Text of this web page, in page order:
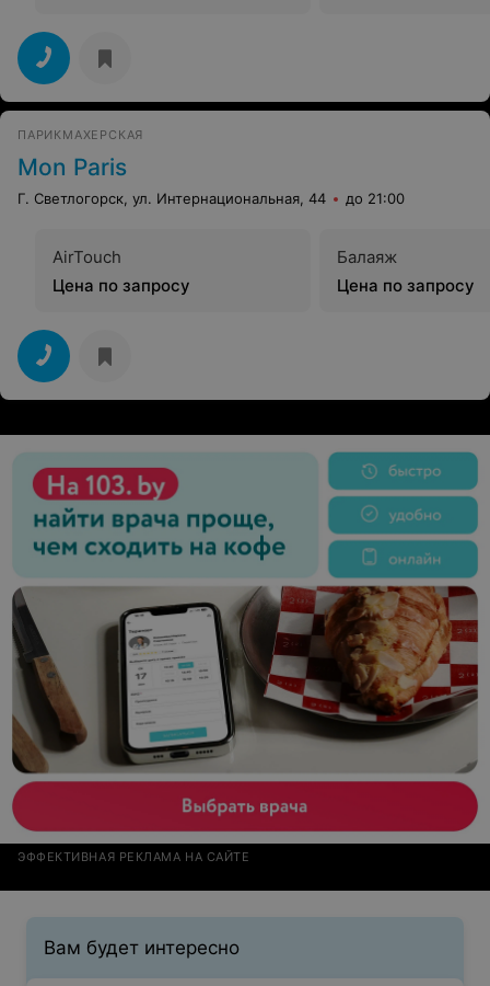
ПАРИКМАХЕРСКАЯ
Mon Paris
Г. Светлогорск, ул. Интернациональная, 44 до 21:00
AirTouch
Цена по запросу
Балаяж
Цена по запросу
ЭФФЕКТИВНАЯ РЕКЛАМА НА САЙТЕ
Вам будет интересно